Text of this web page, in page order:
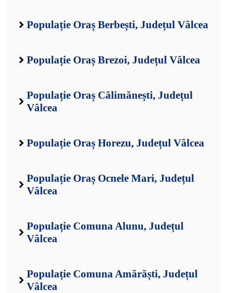
Populație Oraș Berbești, Județul Vâlcea
Populație Oraș Brezoi, Județul Vâlcea
Populație Oraș Călimănești, Județul
Vâlcea
Populație Oraș Horezu, Județul Vâlcea
Populație Oraș Ocnele Mari, Județul
Vâlcea
Populație Comuna Alunu, Județul
Vâlcea
Populație Comuna Amărăști, Județul
Vâlcea